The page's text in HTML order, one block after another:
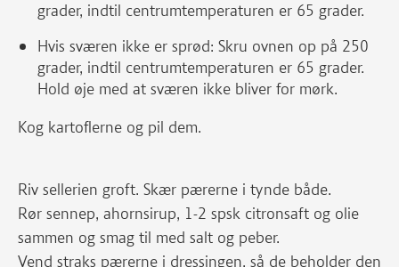
grader, indtil centrumtemperaturen er 65 grader.
Hvis sværen ikke er sprød: Skru ovnen op på 250
grader, indtil centrumtemperaturen er 65 grader.
Hold øje med at sværen ikke bliver for mørk.
Kog kartoflerne og pil dem.
Riv sellerien groft. Skær pærerne i tynde både.
Rør sennep, ahornsirup, 1-2 spsk citronsaft og olie
sammen og smag til med salt og peber.
Vend straks pærerne i dressingen, så de beholder den